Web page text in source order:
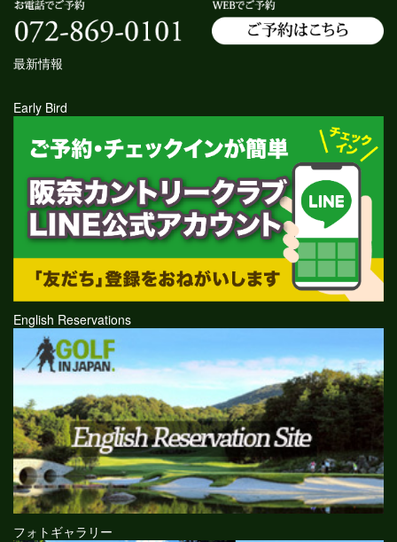
最新情報
Early Bird
English Reservations
フォトギャラリー